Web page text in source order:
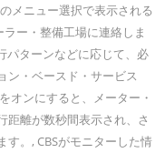
メニュー選択で表示される
ー・整備工場に連絡しま
パターンなどに応じて、必
ン・ベースド・サービス
オンにすると、メーター・
距離が数秒間表示され、さ
。, CBSがモニターした情